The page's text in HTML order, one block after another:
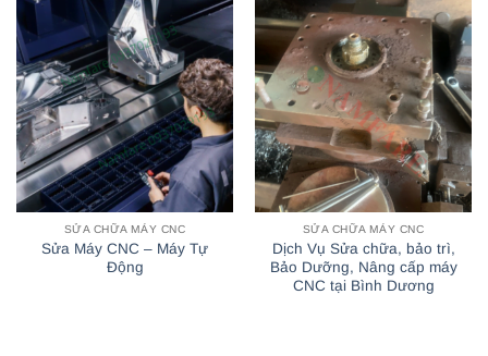
SỬA CHỮA MÁY CNC
Sửa Máy CNC – Máy Tự
Động
SỬA CHỮA MÁY CNC
Dịch Vụ Sửa chữa, bảo trì,
Bảo Dưỡng, Nâng cấp máy
CNC tại Bình Dương